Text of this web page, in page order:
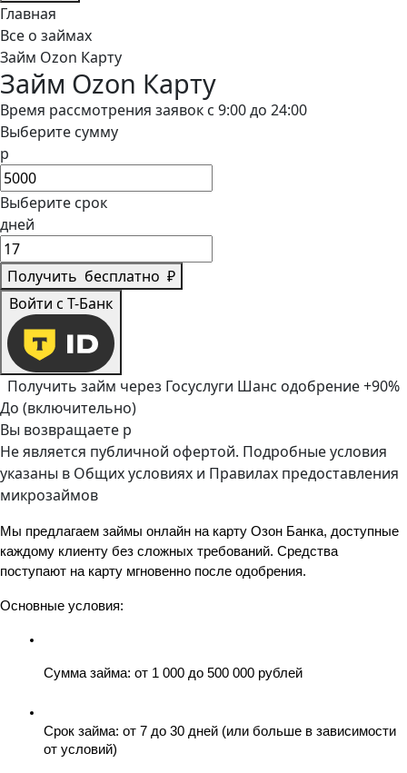
Главная
Все о займах
Займ Ozon Карту
Займ Ozon Карту
Время рассмотрения заявок с 9:00 до 24:00
Выберите сумму
р
Выберите срок
дней
Получить бесплатно ₽
Войти с Т-Банк
Получить займ через Госуслуги Шанс одобрение +90%
До (включительно)
Вы возвращаете р
Не является публичной офертой. Подробные условия
указаны в Общих условиях и Правилах предоставления
микрозаймов
Мы предлагаем займы онлайн на карту Озон Банка, доступные
каждому клиенту без сложных требований. Средства
поступают на карту мгновенно после одобрения.
Основные условия:
Сумма займа: от 1 000 до 500 000 рублей
Срок займа: от 7 до 30 дней (или больше в зависимости
от условий)